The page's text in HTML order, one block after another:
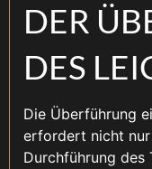
DER
DES
Die Überführung
erfordert nicht
Durchführung des